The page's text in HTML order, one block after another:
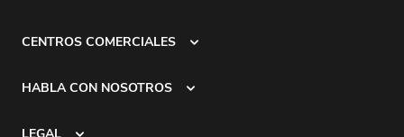
CENTROS COMERCIALES
HABLA CON NOSOTROS